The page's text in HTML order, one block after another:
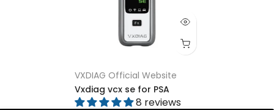
VXDIAG Official Website
Vxdiag vcx se for PSA
8 reviews